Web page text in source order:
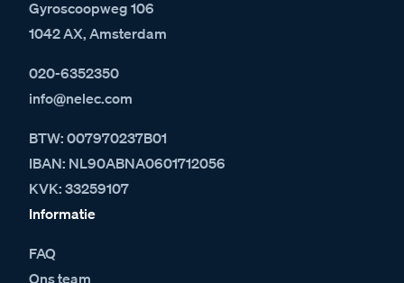
Gyroscoopweg 106
1042 AX, Amsterdam
020-6352350
info@nelec.com
BTW: 007970237B01
IBAN: NL90ABNA0601712056
KVK: 33259107
Informatie
FAQ
Ons team